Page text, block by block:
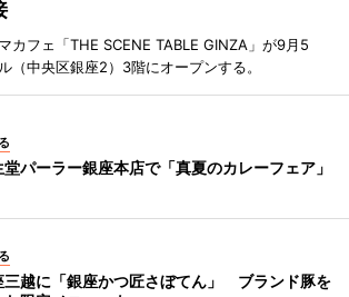
カフェ「THE SCENE TABLE GINZA」が9月5
（中央区銀座2）3階にオープンする。
堂パーラー銀座本店で「真夏のカレーフェア」
三越に「銀座かつ匠さぼてん」 ブランド豚を